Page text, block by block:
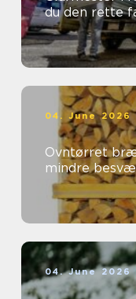
du den rette
04. June 2026
Ovntørret
mindre
04. June 2026